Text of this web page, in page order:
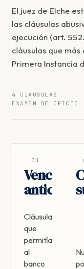
El juez de Elche
las cláusulas
ejecución (art.
cláusulas que
Primera Instancia
4 CLÁUSULAS
EXAMEN DE OFICIO
01
Cláusula
que
permitía
al
banco